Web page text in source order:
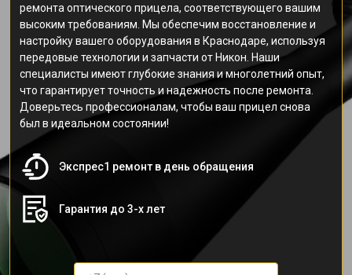
ремонта оптического прицела, соответствующего вашим
высоким требованиям. Мы обеспечим восстановление и
настройку вашего оборудования в Краснодаре, используя
передовые технологии и запчасти от Никон. Наши
специалисты имеют глубокие знания и многолетний опыт,
что гарантирует точность и надежность после ремонта.
Доверьтесь профессионалам, чтобы ваш прицел снова
был в идеальном состоянии!
Экспрес1 ремонт в день обращения
Гарантия до 3-х лет